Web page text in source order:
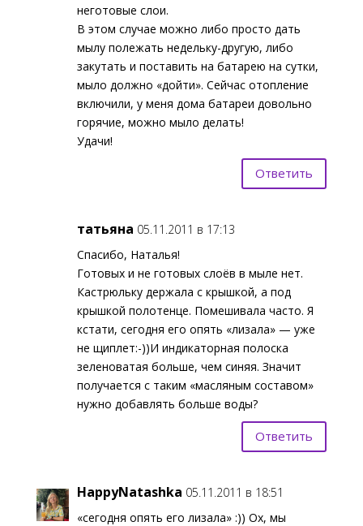
неготовые слои.
В этом случае можно либо просто дать
мылу полежать недельку-другую, либо
закутать и поставить на батарею на сутки,
мыло должно «дойти». Сейчас отопление
включили, у меня дома батареи довольно
горячие, можно мыло делать!
Удачи!
Ответить
татьяна 05.11.2011 в 17:13
Спасибо, Наталья!
Готовых и не готовых слоёв в мыле нет.
Кастрюльку держала с крышкой, а под
крышкой полотенце. Помешивала часто. Я
кстати, сегодня его опять «лизала» — уже
не щиплет:-))И индикаторная полоска
зеленоватая больше, чем синяя. Значит
получается с таким «масляным составом»
нужно добавлять больше воды?
Ответить
HappyNatashka 05.11.2011 в 18:51
«сегодня опять его лизала» :)) Ох, мы